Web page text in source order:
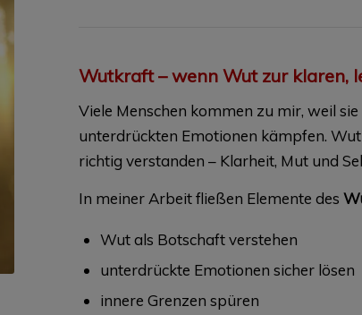
Wutkraft – wenn Wut zur klaren,
Viele Menschen kommen zu mir, weil
unterdrückten Emotionen kämpfen.
richtig verstanden – Klarheit, Mut und
In meiner Arbeit fließen Elemente des
Wut als Botschaft verstehen
unterdrückte Emotionen sicher lösen
innere Grenzen spüren